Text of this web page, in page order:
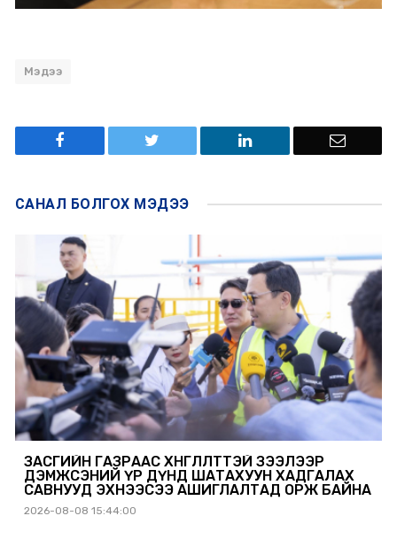
Мэдээ
САНАЛ БОЛГОХ МЭДЭЭ
ЗАСГИЙН ГАЗРААС ХӨНГӨЛӨЛТТЭЙ ЗЭЭЛЭЭР
ДЭМЖСЭНИЙ ҮР ДҮНД ШАТАХУУН ХАДГАЛАХ
САВНУУД ЭХНЭЭСЭЭ АШИГЛАЛТАД ОРЖ БАЙНА
2026-08-08 15:44:00